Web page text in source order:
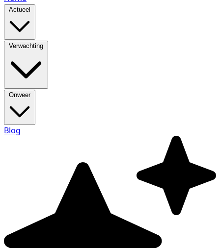
Actueel
Verwachting
Onweer
Blog